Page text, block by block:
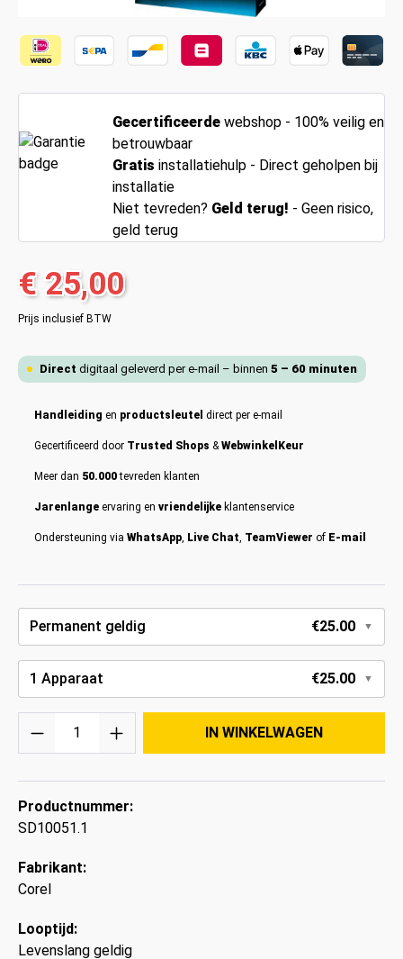
Gecertificeerdewebshop - 100% veilig en
betrouwbaar
Gratis installatiehulp - Direct geholpen bij
installatie
Niet tevreden? Geld terug! - Geen risico,
geld terug
€ 25,00
Prijs inclusief BTW
Direct digitaal geleverd per e-mail – binnen 5 – 60 minuten
Handleiding en productsleutel direct per e-mail
Gecertificeerd door Trusted Shops &WebwinkelKeur
Meer dan 50.000tevreden klanten
Jarenlange ervaring en vriendelijke klantenservice
Ondersteuning via WhatsApp, Live Chat, TeamViewer of E-mail
Permanent geldig €25.00
1 Apparaat €25.00
IN WINKELWAGEN
Productnummer:
SD10051.1
Fabrikant:
Corel
Looptijd:
Levenslang geldig